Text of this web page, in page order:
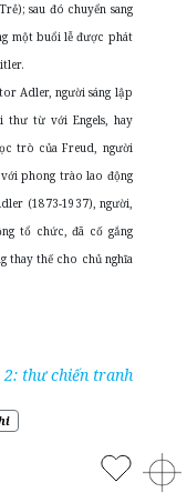
sau đó chuyển sang
một buổi lễ được phát
Adler, người sáng lập
thư từ với Engels, hay
trò của Freud, người
phong trào lao động
(1873-1937), người,
tổ chức, đã cố gắng
thay thế cho chủ nghĩa
2: thư chiến tranh